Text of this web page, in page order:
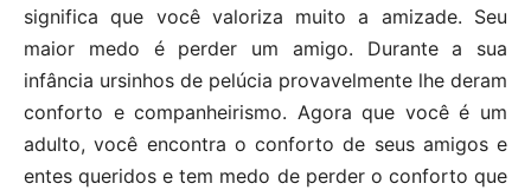
significa que você valoriza muito a amizade. Seu
maior medo é perder um amigo. Durante a sua
infância ursinhos de pelúcia provavelmente lhe deram
conforto e companheirismo. Agora que você é um
adulto, você encontra o conforto de seus amigos e
entes queridos e tem medo de perder o conforto que